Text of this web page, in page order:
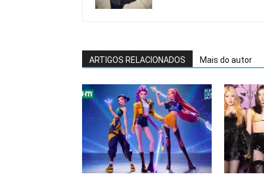
ARTIGOS RELACIONADOS Mais do autor